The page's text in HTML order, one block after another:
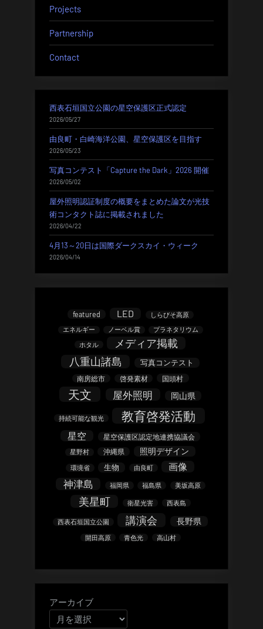
Projects
Partnership
Contact
西表石垣国立公園の星空保護区正式認定
2026/05/27
由良町・白崎海洋公園、星空保護区を目指す
2026/05/23
写真コンテスト「Capture the Dark」2026 開催
2026/05/02
屋外照明認証制度の概要をまとめた論文が光技
術コンタクト誌に掲載されました
2026/04/22
4月13～20日は国際ダークスカイ・ウィーク
2026/04/14
featured LED
しらびそ高原
エネルギー
ノーベル賞
プラネタリウム
ホタル
メディア掲載
八重山諸島
写真コンテスト
南房総市 啓発素材 国頭村
天文 屋外照明 岡山県
持続可能な観光 教育啓発活動
星空 星空保護区認定地連携協議会
星野村 沖縄県 照明デザイン
環境省 生物 由良町 画像
神津島 福岡県 福島県 美坂高原
美星町 衛星光害 西表島
西表石垣国立公園 講演会 長野県
開田高原 青色光 高山村
アーカイブ